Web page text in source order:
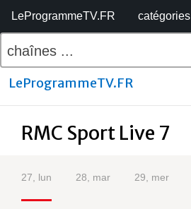
LeProgrammeTV.FR catégories
chaînes ...
LeProgrammeTV.FR
RMC Sport Live 7
27, lun 28, mar 29, mer